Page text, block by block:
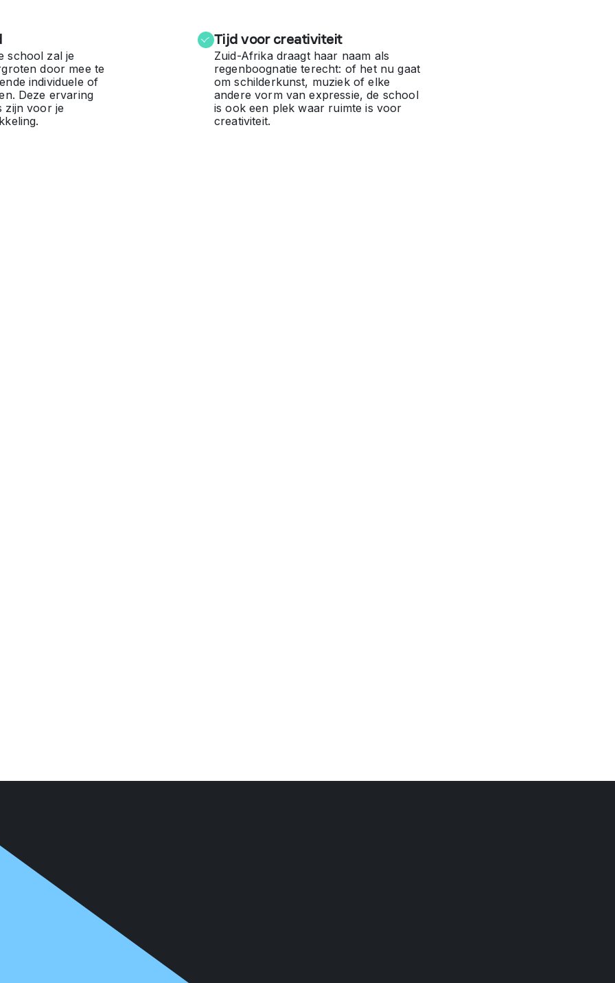
school zal je
door mee te
individuele of
Deze ervaring
zijn voor je
Tijd voor creativiteit
Zuid-Afrika draagt haar naam als
regenboognatie terecht: of het nu gaat
om schilderkunst, muziek of elke
andere vorm van expressie, de school
is ook een plek waar ruimte is voor
creativiteit.